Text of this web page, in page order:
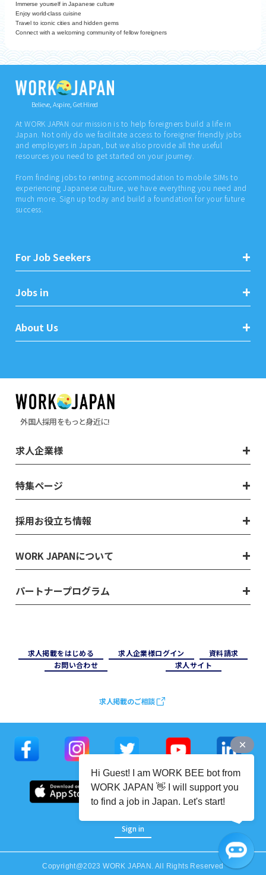
Immerse yourself in Japanese culture
Enjoy world-class cuisine
Travel to iconic cities and hidden gems
Connect with a welcoming community of fellow foreigners
Believe, Aspire, Get Hired
At WORK JAPAN our mission is to help foreigners build a life in
Japan. Not only do we facilitate access to foreigner friendly jobs
and employers in Japan, but we also provide all the useful
resources you need to get started on your journey.
From finding jobs to renting accommodation to mobile SIMs to
experiencing Japanese culture, we have everything you need and
much more. Sign up today and build a foundation for your future
success.
For Job Seekers
Jobs in
About Us
外国人採用をもっと身近に!
求人企業様
特集ページ
採用お役立ち情報
WORK JAPANについて
パートナープログラム
求⼈掲載をはじめる 求⼈企業様ログイン
資料請求
お問い合わせ
求⼈サイト
求人掲載のご相談
Sign in
Copyright@2023 WORK JAPAN. All Rights Reserved
Hi Guest! I am WORK BEE bot from
WORK JAPAN 👋 I will support you
to find a job in Japan. Let's start!